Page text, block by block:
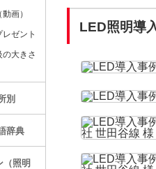
LED照明導
画）
ゼント
大きさ
別
辞典
（照明